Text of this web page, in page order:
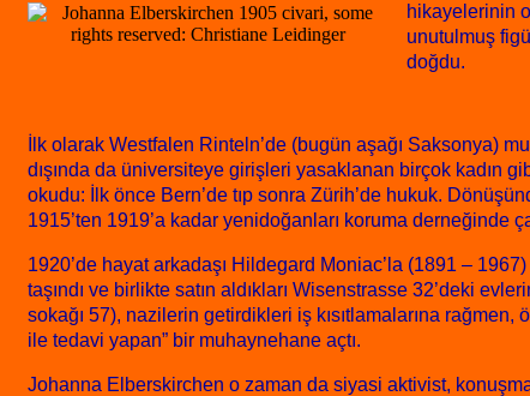
hikayelerinin
unutulmuş
doğdu.
İlk olarak Westfalen Rinteln’de (bugün aşağı Saksonya)
dışında da üniversiteye girişleri yasaklanan birçok kadın
okudu: İlk önce Bern’de tıp sonra Zürih’de hukuk.
1915’ten 1919’a kadar yenidoğanları koruma derneğinde
1920’de hayat arkadaşı Hildegard Moniac’la (1891 –
taşındı ve birlikte satın aldıkları Wisenstrasse 32’deki
sokağı 57), nazilerin getirdikleri iş kısıtlamalarına rağmen,
ile tedavi yapan” bir muhaynehane açtı.
Johanna Elberskirchen o zaman da siyasi aktivist,